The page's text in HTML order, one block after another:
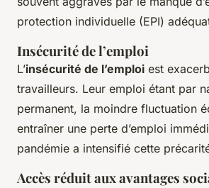
protection individuelle (EPI)
Insécurité de l’emploi
L’insécurité de l’emploi est
travailleurs. Leur emploi étant par
permanent, la moindre fluctuation
entraîner une perte d’emploi
pandémie a intensifié cette
Accès réduit aux avantages